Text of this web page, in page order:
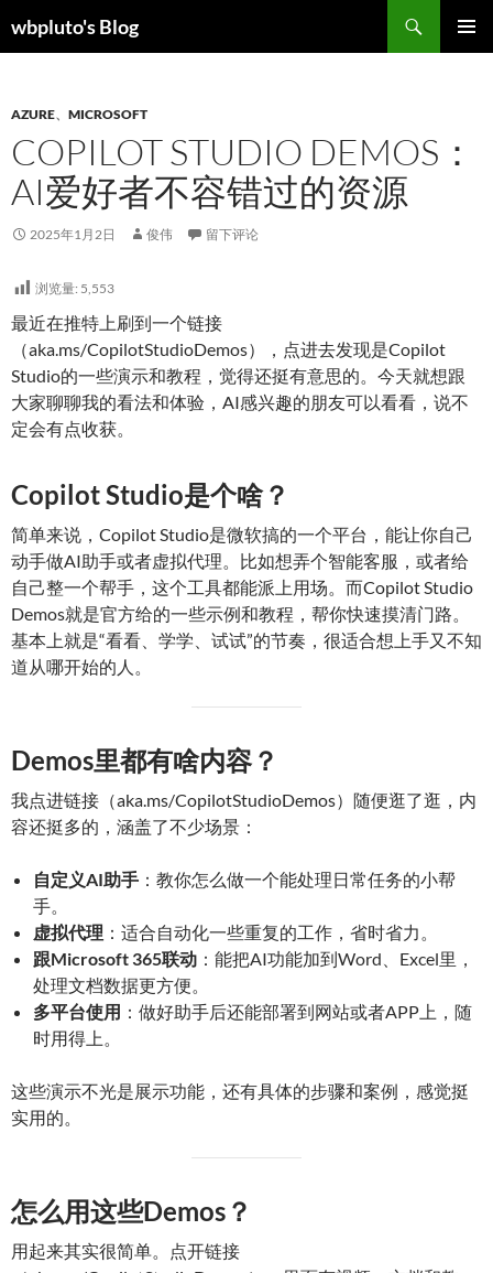
至wbpluto's Blog
索
AZURE、 MICROSOFT
COPILOT STUDIO DEMOS：
AI爱好者不容错过的资源
2025年1月2日 俊伟 留下评论
浏览量: 5,553
最近在推特上刷到一个链接
（aka.ms/CopilotStudioDemos），点进去发现是Copilot
Studio的一些演示和教程，觉得还挺有意思的。今天就想跟
大家聊聊我的看法和体验，AI感兴趣的朋友可以看看，说不
定会有点收获。
Copilot Studio是个啥？
简单来说，Copilot Studio是微软搞的一个平台，能让你自己
动手做AI助手或者虚拟代理。比如想弄个智能客服，或者给
自己整一个帮手，这个工具都能派上用场。而Copilot Studio
Demos就是官方给的一些示例和教程，帮你快速摸清门路。
基本上就是“看看、学学、试试”的节奏，很适合想上手又不知
道从哪开始的人。
Demos里都有啥内容？
我点进链接（aka.ms/CopilotStudioDemos）随便逛了逛，内
容还挺多的，涵盖了不少场景：
自定义AI助手 ：教你怎么做一个能处理日常任务的小帮
手。
虚拟代理 ：适合自动化一些重复的工作，省时省力。
跟Microsoft 365联动 ：能把AI功能加到Word、Excel里，
处理文档数据更方便。
多平台使用 ：做好助手后还能部署到网站或者APP上，随
时用得上。
这些演示不光是展示功能，还有具体的步骤和案例，感觉挺
实用的。
怎么用这些Demos？
用起来其实很简单。点开链接